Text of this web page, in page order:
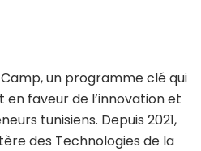
un programme clé qui
faveur de l’innovation et
tunisiens. Depuis 2021,
des Technologies de la